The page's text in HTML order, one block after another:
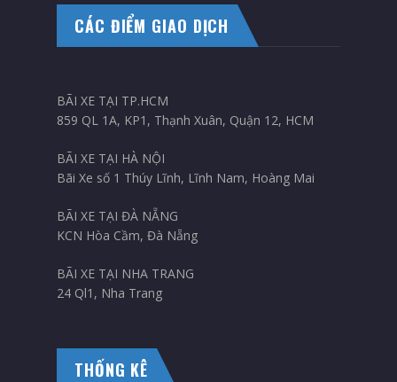
CÁC ĐIỂM GIAO DỊCH
BÃI XE TẠI TP.HCM
859 QL 1A, KP1, Thạnh Xuân, Quận 12, HCM
BÃI XE TẠI HÀ NỘI
Bãi Xe số 1 Thúy Lĩnh, Lĩnh Nam, Hoàng Mai
BÃI XE TẠI ĐÀ NẴNG
KCN Hòa Cầm, Đà Nẵng
BÃI XE TẠI NHA TRANG
24 Ql1, Nha Trang
THỐNG KÊ